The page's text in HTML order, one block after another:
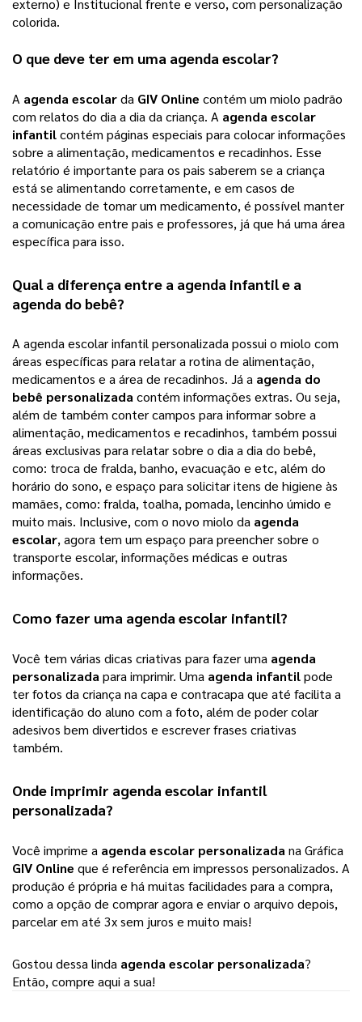
externo) e Institucional frente e verso, com personalização
colorida.
O que deve ter em uma agenda escolar?
A agenda escolarda GIV Online contém um miolo padrão
com relatos do dia a dia da criança. A agenda escolar
infantilcontém páginas especiais para colocar informações
sobre a alimentação, medicamentos e recadinhos. Esse
relatório é importante para os pais saberem se a criança
está se alimentando corretamente, e em casos de
necessidade de tomar um medicamento, é possível manter
a comunicação entre pais e professores, já que há uma área
específica para isso.
Qual a diferença entre a agenda infantil e a
agenda do bebê?
A agenda escolar infantil personalizada possui o miolo com
áreas específicas para relatar a rotina de alimentação,
medicamentos e a área de recadinhos. Já a agenda do
bebê personalizadacontém informações extras. Ou seja,
além de também conter campos para informar sobre a
alimentação, medicamentos e recadinhos, também possui
áreas exclusivas para relatar sobre o dia a dia do bebê,
como: troca de fralda, banho, evacuação e etc, além do
horário do sono, e espaço para solicitar itens de higiene às
mamães, como: fralda, toalha, pomada, lencinho úmido e
muito mais. Inclusive, com o novo miolo da agenda
escolar, agora tem um espaço para preencher sobre o
transporte escolar, informações médicas e outras
informações.
Como fazer uma agenda escolar infantil?
Você tem várias dicas criativas para fazer uma agenda
personalizada para imprimir. Uma agenda infantilpode
ter fotos da criança na capa e contracapa que até facilita a
identificação do aluno com a foto, além de poder colar
adesivos bem divertidos e escrever frases criativas
também.
Onde imprimir agenda escolar infantil
personalizada?
Você imprime a agenda escolar personalizada na Gráfica
GIV Online que é referência em impressos personalizados. A
produção é própria e há muitas facilidades para a compra,
como a opção de comprar agora e enviar o arquivo depois,
parcelar em até 3x sem juros e muito mais!
Gostou dessa linda agenda escolar personalizada?
Então, compre aqui a sua!